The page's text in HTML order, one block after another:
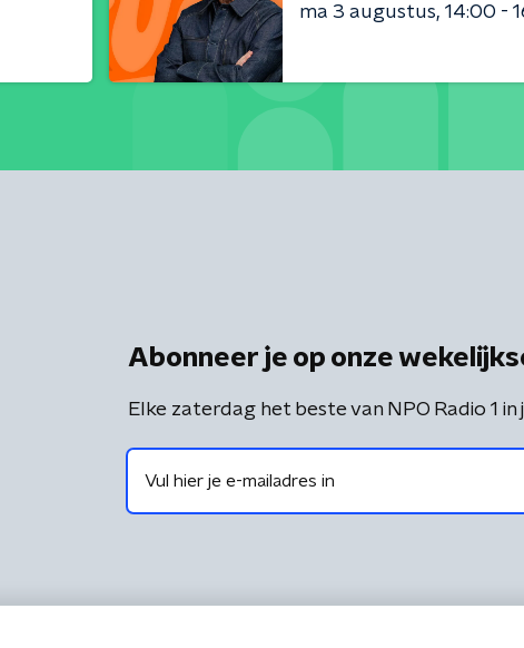
ma 3 augustus 14:00 -
Abonneer je op onze
Elke zaterdag het beste van NPO Radio 1